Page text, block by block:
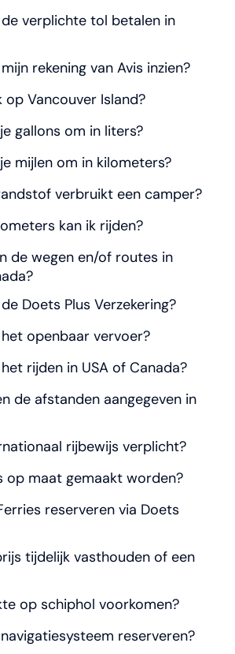
de verplichte tol betalen in
rekening van Avis inzien?
op Vancouver Island?
gallons om in liters?
mijlen om in kilometers?
verbruikt een camper?
kan ik rijden?
de wegen en/of routes in
Doets Plus Verzekering?
openbaar vervoer?
rijden in USA of Canada?
de afstanden aangegeven in
rijbewijs verplicht?
op maat gemaakt worden?
reserveren via Doets
tijdelijk vasthouden of een
op schiphol voorkomen?
reserveren?